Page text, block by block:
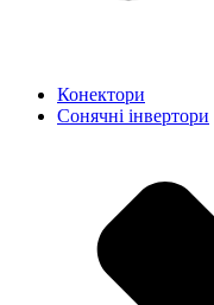
Конектори
Сонячні інвертори